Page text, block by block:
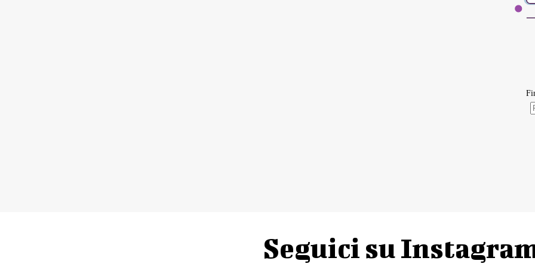
Seguici su